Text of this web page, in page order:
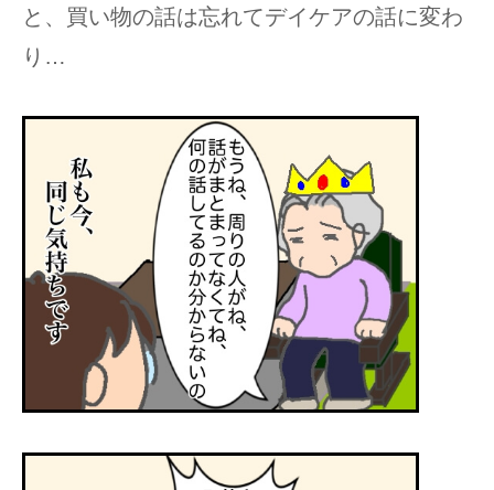
と、買い物の話は忘れてデイケアの話に変わ
り…